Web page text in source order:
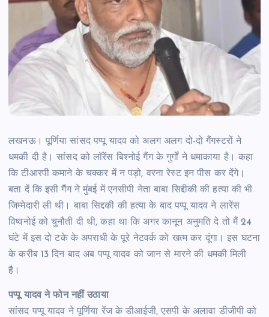
लखनऊ। पूर्णिया सांसद पप्पू यादव को अलग अलग दो-दो गैंगस्टरों ने
धमकी दी है। सांसद को लॉरेंस बिश्नोई गैंग के गुर्गों ने धमाकाया है। कहा
कि टीआरपी कमाने के चक्कर में न पड़ो, वरना रेस्ट इन पीस कर देंगे।
बता दें कि इसी गैंग ने मुंबई में एनसीपी नेता बाबा सिद्दीकी की हत्या की भी
जिम्मेदारी ली थी। बाबा सिद्दकी की हत्या के बाद पप्पू यादव ने लारेंस
विष्वनोई को चुनौती दी थी, कहा था कि अगर कानून अनुमति दे तो मैं 24
घंटे में इस दो टके के अपराधी के पूरे नेटवर्क को खत्म कर दूंगा। इस घटना
के करीब 13 दिन बाद अब पप्पू यादव को जान से मारने की धमकी मिली
है।
पप्पू यादव ने फोन नहीं उठाया
सांसद पप्पू यादव ने पूर्णिया रेंज के डीआईजी, एसपी के अलावा डीजीपी को